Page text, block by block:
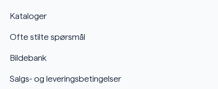
Kataloger
Ofte stilte spørsmål
Bildebank
Salgs- og leveringsbetingelser